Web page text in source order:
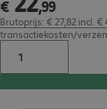
€ ,99
Brutoprijs: € 27,82 incl. €
transactiekosten/